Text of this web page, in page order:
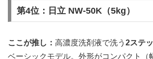
第4位：日立 NW-50K（5kg）
ここが推し： 高濃度洗剤液で洗う 2ステ
ベーシックモデル。外形がコンパクト（